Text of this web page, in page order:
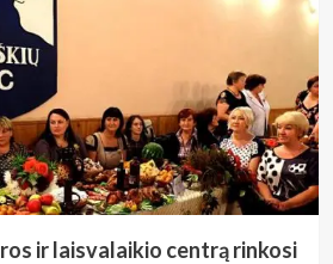
ir laisvalaikio centrą rinkosi